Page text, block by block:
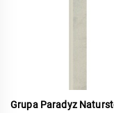
Grupa Paradyz